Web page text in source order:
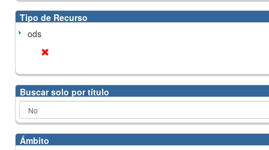
Tipo de Recurso
ods
Buscar solo por título
Ámbito